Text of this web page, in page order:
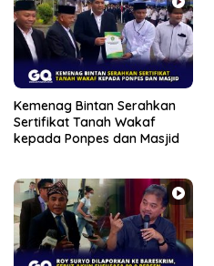
Kemenag Bintan Serahkan
Sertifikat Tanah Wakaf
kepada Ponpes dan Masjid